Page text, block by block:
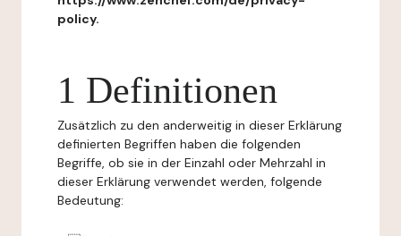
policy.
1 Definitionen
Zusätzlich zu den anderweitig in dieser Erklärung
definierten Begriffen haben die folgenden
Begriffe, ob sie in der Einzahl oder Mehrzahl in
dieser Erklärung verwendet werden, folgende
Bedeutung: